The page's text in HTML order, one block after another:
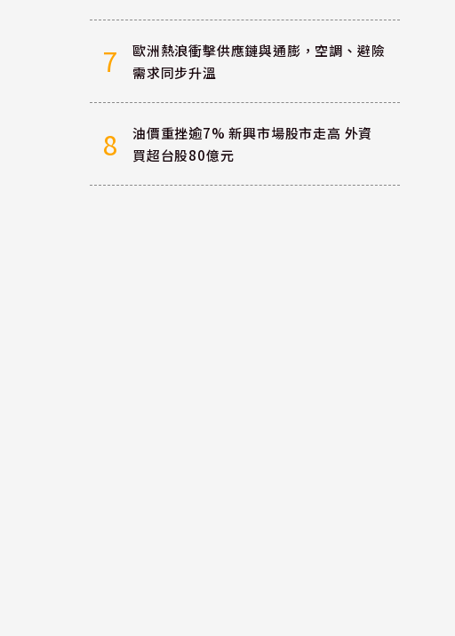
7
歐洲熱浪衝擊供應鏈與通膨，空調、避險
需求同步升溫
8
油價重挫逾7% 新興市場股市走高 外資
買超台股80億元